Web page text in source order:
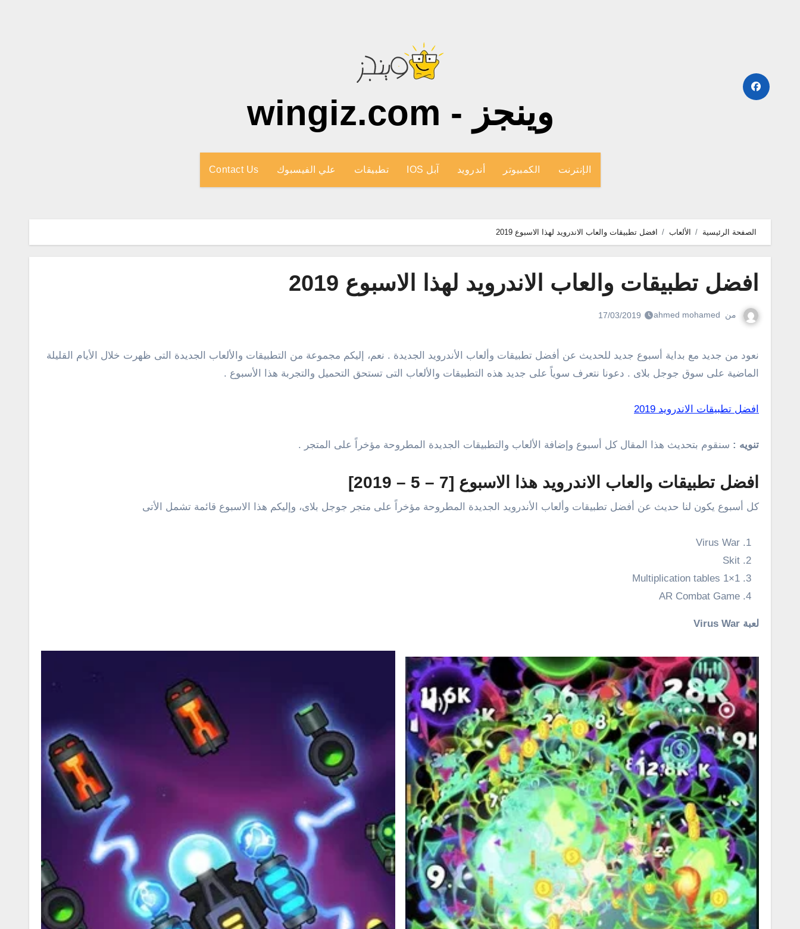
وينجز - wingiz.com
الإنترنت الكمبيوتر أندرويد آبل IOS تطبيقات علي الفيسبوك Contact Us
الصفحة الرئيسية الألعاب افضل تطبيقات والعاب الاندرويد لهذا الاسبوع 2019
افضل تطبيقات والعاب الاندرويد لهذا الاسبوع 2019
من ahmed mohamed
17/03/2019
نعود من جديد مع بداية أسبوع جديد للحديث عن أفضل تطبيقات وألعاب الأندرويد الجديدة . نعم، إليكم مجموعة من التطبيقات والألعاب الجديدة التى ظهرت خلال الأيام القليلة
الماضية على سوق جوجل بلاى . دعونا نتعرف سوياً على جديد هذه التطبيقات والألعاب التى تستحق التحميل والتجربة هذا الأسبوع .
افضل تطبيقات الاندرويد 2019
تنويه : سنقوم بتحديث هذا المقال كل أسبوع وإضافة الألعاب والتطبيقات الجديدة المطروحة مؤخراً على المتجر .
افضل تطبيقات والعاب الاندرويد هذا الاسبوع [7 – 5 – 2019]
كل أسبوع يكون لنا حديث عن أفضل تطبيقات وألعاب الأندرويد الجديدة المطروحة مؤخراً على متجر جوجل بلاى، وإليكم هذا الاسبوع قائمة تشمل الأتى
Virus War
Skit
1×1 Multiplication tables
AR Combat Game
لعبة Virus War